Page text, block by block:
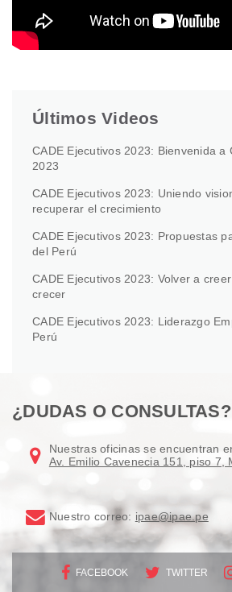
Últimos Videos
CADE Ejecutivos 2023: Bienvenida a
2023
CADE Ejecutivos 2023: Uniendo
recuperar el crecimiento
CADE Ejecutivos 2023: Propuestas
del Perú
CADE Ejecutivos 2023: Volver a
crecer
CADE Ejecutivos 2023: Liderazgo
Perú
¿DUDAS O CONSULTAS?
Nuestras oficinas se encuentran
Av. Emilio Cavenecia 151, piso 7,
Nuestro correo: ipae@ipae.pe
FACEBOOK TWITTER